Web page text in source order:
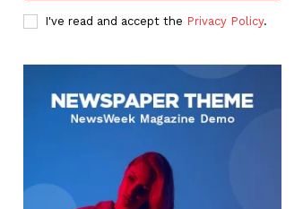
I've read and accept the Privacy Policy.